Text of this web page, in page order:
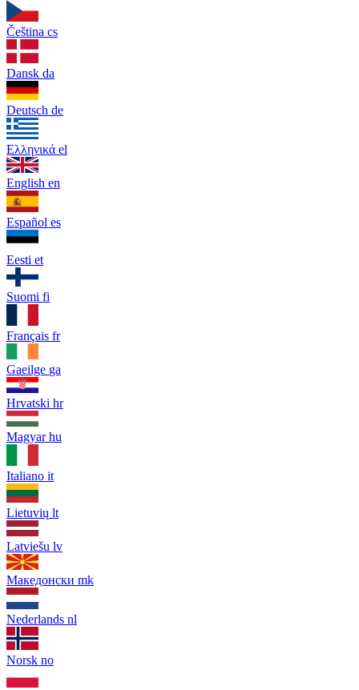
Čeština cs
Dansk da
Deutsch de
Ελληνικά el
English en
Español es
Eesti et
Suomi fi
Français fr
Gaeilge ga
Hrvatski hr
Magyar hu
Italiano it
Lietuvių lt
Latviešu lv
Македонски mk
Nederlands nl
Norsk no